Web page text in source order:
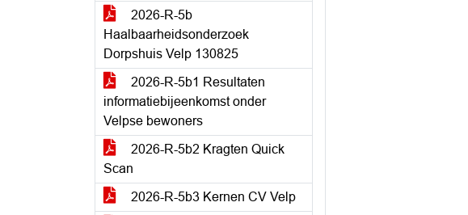
2026-R-5b
Haalbaarheidsonderzoek
Dorpshuis Velp 130825
2026-R-5b1 Resultaten
informatiebijeenkomst onder
Velpse bewoners
2026-R-5b2 Kragten Quick
Scan
2026-R-5b3 Kernen CV Velp